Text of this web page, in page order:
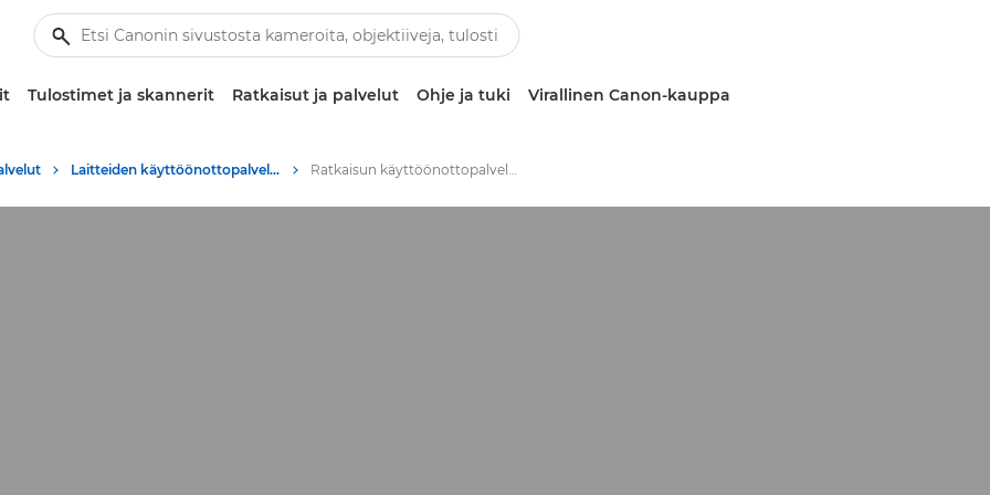
Tulostimet ja skannerit Ratkaisut ja palvelut Ohje ja tuki Virallinen Canon-kauppa
Laitteiden käyttöönottopalvelut Ratkaisun käyttöönottopalvelut